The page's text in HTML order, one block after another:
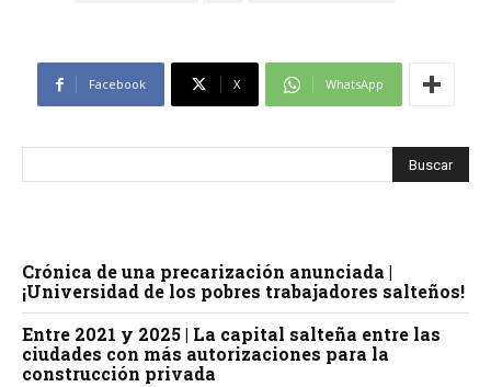
Facebook X WhatsApp
Crónica de una precarización anunciada |
¡Universidad de los pobres trabajadores salteños!
Entre 2021 y 2025 | La capital salteña entre las
ciudades con más autorizaciones para la
construcción privada